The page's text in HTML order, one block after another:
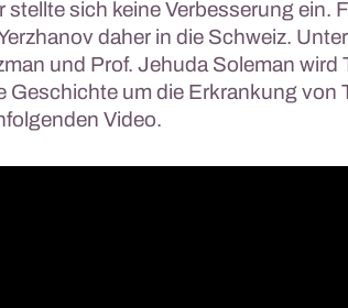
sich keine Verbesserung ein.
daher in die Schweiz.
und Prof. Jehuda Soleman wird
Geschichte um die Erkrankung von
Video.